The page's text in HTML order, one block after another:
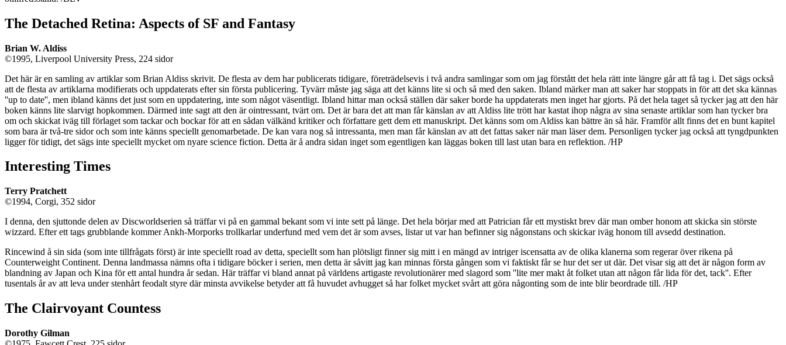
The Detached Retina: Aspects of SF and Fantasy
Brian W. Aldiss
©1995, Liverpool University Press, 224 sidor
Det här är en samling av artiklar som Brian Aldiss skrivit. De flesta av dem har publicerats tidigare, företrädelsevis i två andra samlingar som om jag förstått det hela rätt inte längre går att få tag i. Det sägs också
att de flesta av artiklarna modifierats och uppdaterats efter sin första publicering. Tyvärr måste jag säga att det känns lite si och så med den saken. Ibland märker man att saker har stoppats in för att det ska kännas
''up to date'', men ibland känns det just som en uppdatering, inte som något väsentligt. Ibland hittar man också ställen där saker borde ha uppdaterats men inget har gjorts. På det hela taget så tycker jag att den här
boken känns lite slarvigt hopkommen. Därmed inte sagt att den är ointressant, tvärt om. Det är bara det att man får känslan av att Aldiss lite trött har kastat ihop några av sina senaste artiklar som han tycker bra
om och skickat iväg till förlaget som tackar och bockar för att en sådan välkänd kritiker och författare gett dem ett manuskript. Det känns som om Aldiss kan bättre än så här. Framför allt finns det en bunt kapitel
som bara är två-tre sidor och som inte känns speciellt genomarbetade. De kan vara nog så intressanta, men man får känslan av att det fattas saker när man läser dem. Personligen tycker jag också att tyngdpunkten
ligger för tidigt, det sägs inte speciellt mycket om nyare science fiction. Detta är å andra sidan inget som egentligen kan läggas boken till last utan bara en reflektion. /HP
Interesting Times
Terry Pratchett
©1994, Corgi, 352 sidor
I denna, den sjuttonde delen av Discworldserien så träffar vi på en gammal bekant som vi inte sett på länge. Det hela börjar med att Patrician får ett mystiskt brev där man omber honom att skicka sin störste
wizzard. Efter ett tags grubblande kommer Ankh-Morporks trollkarlar underfund med vem det är som avses, listar ut var han befinner sig någonstans och skickar iväg honom till avsedd destination.
Rincewind å sin sida (som inte tillfrågats först) är inte speciellt road av detta, speciellt som han plötsligt finner sig mitt i en mängd av intriger iscensatta av de olika klanerna som regerar över rikena på
Counterweight Continent. Denna landmassa nämns ofta i tidigare böcker i serien, men detta är såvitt jag kan minnas första gången som vi faktiskt får se hur det ser ut där. Det visar sig att det är någon form av
blandning av Japan och Kina för ett antal hundra år sedan. Här träffar vi bland annat på världens artigaste revolutionärer med slagord som ''lite mer makt åt folket utan att någon får lida för det, tack''. Efter
tusentals år av att leva under stenhårt feodalt styre där minsta avvikelse betyder att få huvudet avhugget så har folket mycket svårt att göra någonting som de inte blir beordrade till. /HP
The Clairvoyant Countess
Dorothy Gilman